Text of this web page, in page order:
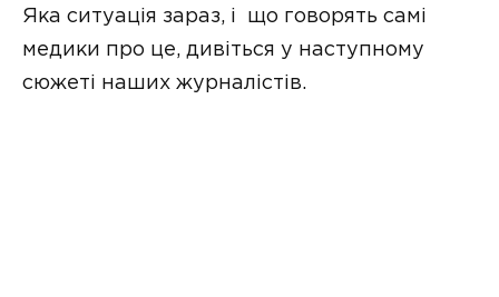
Яка ситуація зараз, і що говорять самі
медики про це, дивіться у наступному
сюжеті наших журналістів.